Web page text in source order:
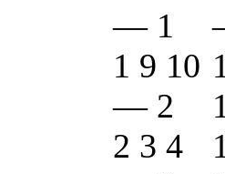
— 1
1 9 10
— 2
2 3 4